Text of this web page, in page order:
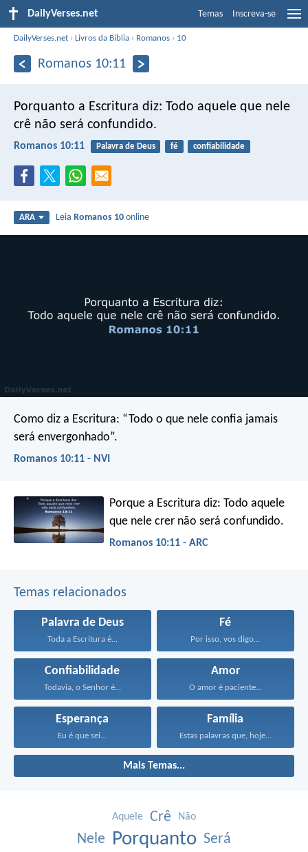
DailyVerses.net Temas Inscreva-se
DailyVerses.net ›Livros da Bíblia › Romanos › 10
Romanos 10:11
Porquanto a Escritura diz: Todo aquele que nele
crê não será confundido.
Romanos 10:11 Palavra de Deus fé confiabilidade
ARA LeiaRomanos 10 online
Como diz a Escritura: “Todo o que nele confia jamais
será envergonhado”.
Romanos 10:11 - NVI
Porque a Escritura diz: Todo aquele
que nele crer não será confundido.
Romanos 10:11 - ARC
Temas relacionados
Palavra de Deus
Toda a Escritura é...
Fé
Por isso, vos digo...
Confiabilidade
Todavia, o Senhor é...
Amor
O amor é paciente...
Esperança
Eu é que sei...
Família
Estas palavras que, hoje...
Mais Temas...
Aquele Crê Não
Nele Porquanto Será